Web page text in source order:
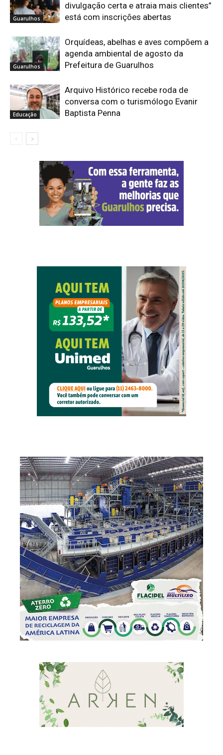
Guarulhos
divulgação certa e atraia mais clientes”
está com inscrições abertas
Guarulhos
Orquídeas, abelhas e aves compõem a
agenda ambiental de agosto da
Prefeitura de Guarulhos
Educação
Arquivo Histórico recebe roda de
conversa com o turismólogo Evanir
Baptista Penna